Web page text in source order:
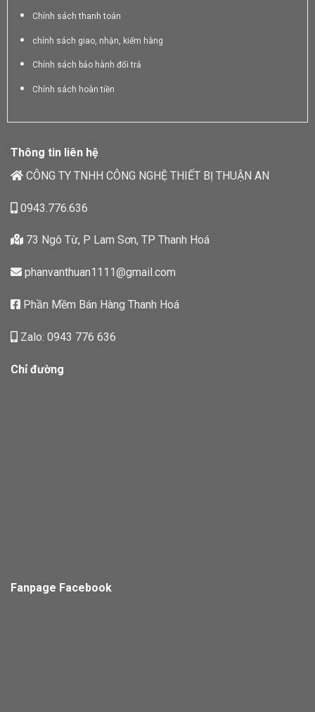
Chính sách thanh toán
chính sách giao, nhận, kiểm hàng
Chính sách bảo hành đổi trả
Chính sách hoàn tiền
Thông tin liên hệ
CÔNG TY TNHH CÔNG NGHỆ THIẾT BỊ THUẬN AN
0943.776.636
73 Ngô Từ, P Lam Sơn, TP Thanh Hoá
phanvanthuan1111@gmail.com
Phần Mềm Bán Hàng Thanh Hoá
Zalo: 0943 776 636
Chỉ đường
Fanpage Facebook